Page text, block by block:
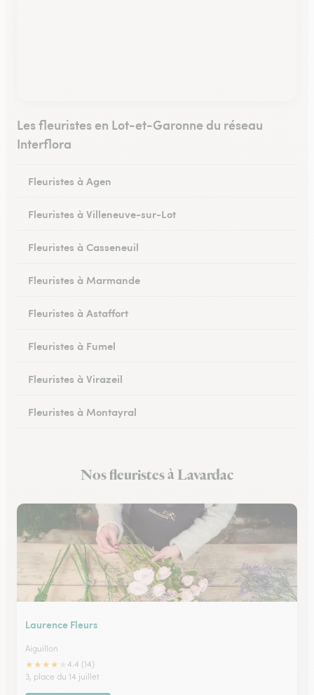
Les fleuristes en Lot-et-Garonne du réseau
Interflora
Fleuristes à Agen
Fleuristes à Villeneuve-sur-Lot
Fleuristes à Casseneuil
Fleuristes à Marmande
Fleuristes à Astaffort
Fleuristes à Fumel
Fleuristes à Virazeil
Fleuristes à Montayral
Fleuristes à Monflanquin
Nos fleuristes à Lavardac
Laurence Fleurs
Aiguillon
★★★★
4.4 (14)
3, place du 14 juillet